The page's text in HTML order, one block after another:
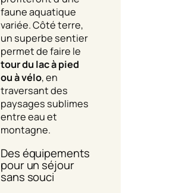
faune aquatique
variée. Côté terre,
un superbe sentier
permet de faire le
tour du lac à pied
ou à vélo, en
traversant des
paysages sublimes
entre eau et
montagne.
Des équipements
pour un séjour
sans souci